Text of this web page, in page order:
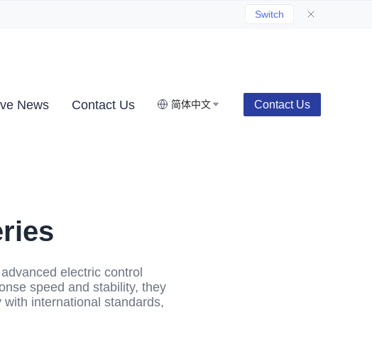
Switch
News Contact Us 简体中文 Contact Us
electric control
speed and stability, they
international standards,